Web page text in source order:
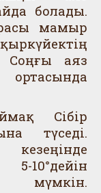
болады.
мамыр
Соңғы аяз
Сібір
түседі.
мүмкін.